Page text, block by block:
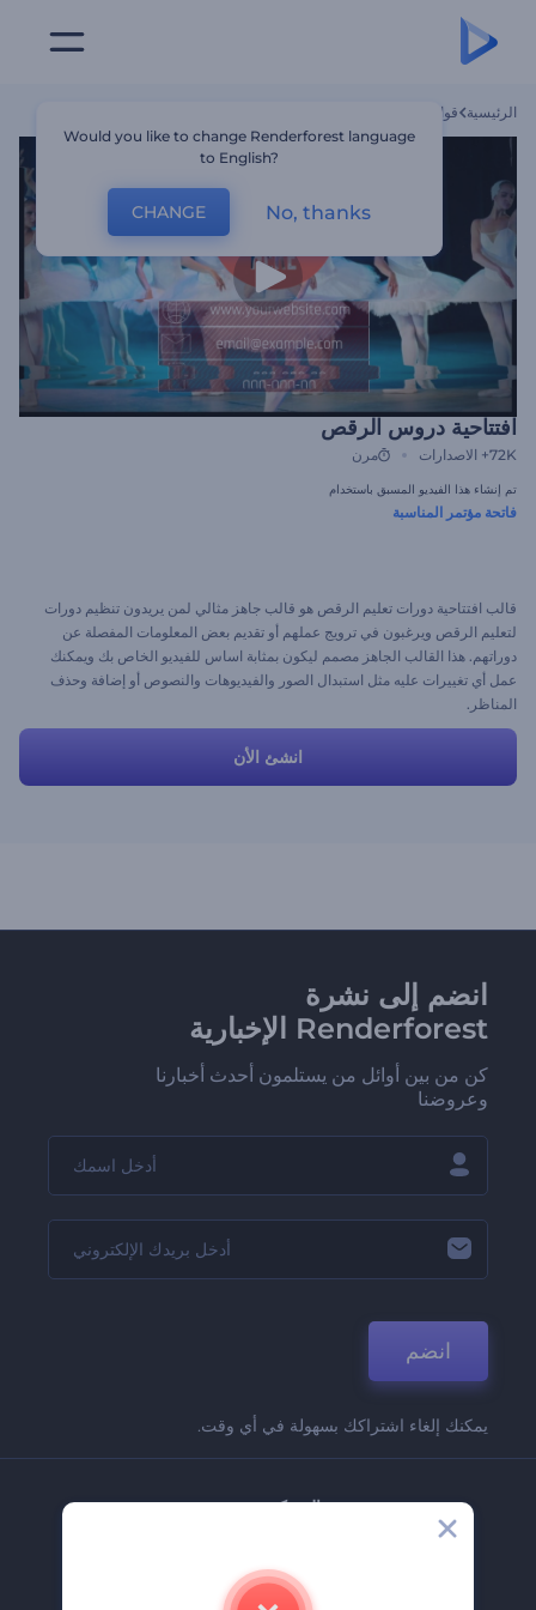
الرئيسية قوالب
افتتاحية دروس الرقص
72K+ الاصدارات مرن
تم إنشاء هذا الفيديو المسبق باستخدام
فاتحة مؤتمر المناسبة
قالب افتتاحية دورات تعليم الرقص هو قالب جاهز مثالي لمن يريدون تنظيم دورات
لتعليم الرقص ويرغبون في ترويج عملهم أو تقديم بعض المعلومات المفصلة عن
دوراتهم. هذا القالب الجاهز مصمم ليكون بمثابة اساس للفيديو الخاص بك ويمكنك
عمل أي تغييرات عليه مثل استبدال الصور والفيديوهات والنصوص أو إضافة وحذف
المناظر.
انشئ الأن
انضم إلى نشرة
Renderforest الإخبارية
كن من بين أوائل من يستلمون أحدث أخبارنا
وعروضنا
انضم
يمكنك إلغاء اشتراكك بسهولة في أي وقت.
الشركة
اتصل بنا
Would you like to change Renderforest language
to English?
CHANGE No, thanks